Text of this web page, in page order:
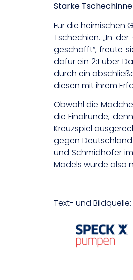
Starke
Für die heimischen
Tschechien. „In
geschafft“, freute
dafür ein 2:1 über
durch ein
diesen mit ihrem
Obwohl die
die Finalrunde,
Kreuzspiel
gegen
und Schmidhofer
Mädels wurde also
Text- und